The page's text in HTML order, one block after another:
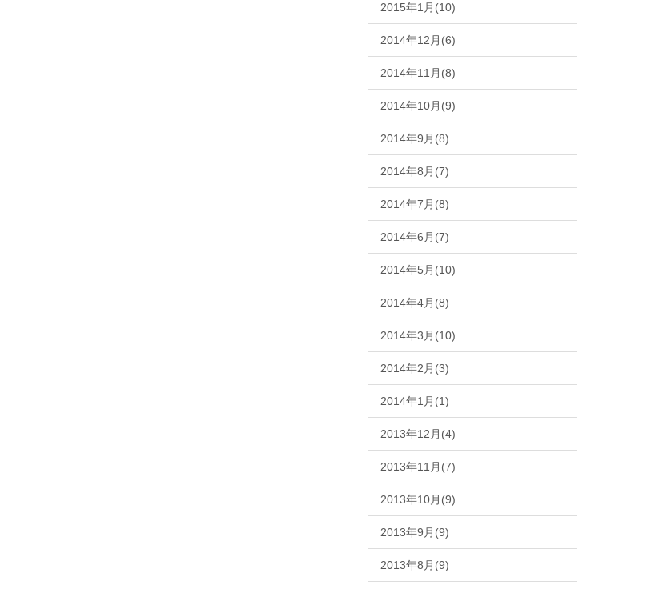
2015年1月(10)
2014年12月(6)
2014年11月(8)
2014年10月(9)
2014年9月(8)
2014年8月(7)
2014年7月(8)
2014年6月(7)
2014年5月(10)
2014年4月(8)
2014年3月(10)
2014年2月(3)
2014年1月(1)
2013年12月(4)
2013年11月(7)
2013年10月(9)
2013年9月(9)
2013年8月(9)